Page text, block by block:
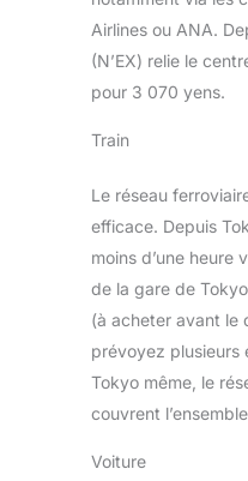
Airlines ou ANA.
(N’EX) relie le
pour 3 070 yens.
Train
Le réseau
efficace. Depuis
moins d’une heure
de la gare de
(à acheter avant le
prévoyez plusieurs
Tokyo même, le
couvrent
Voiture